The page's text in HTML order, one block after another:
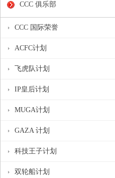
CCC 俱乐部
CCC 国际荣誉
ACFC计划
飞虎队计划
IP皇后计划
MUGA计划
GAZA 计划
科技王子计划
双轮船计划